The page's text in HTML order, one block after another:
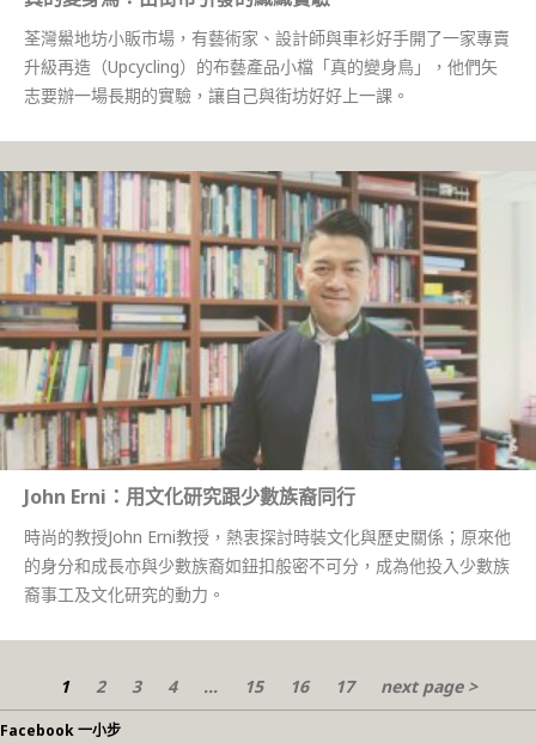
荃灣鱟地坊小販市場，有藝術家、設計師與車衫好手開了一家專賣
升級再造（Upcycling）的布藝產品小檔「真的變身鳥」，他們矢
志要辦一場長期的實驗，讓自己與街坊好好上一課。
John Erni：用文化研究跟少數族裔同行
時尚的教授John Erni教授，熱衷探討時裝文化與歷史關係；原來他
的身分和成長亦與少數族裔如鈕扣般密不可分，成為他投入少數族
裔事工及文化研究的動力。
1 2 3 4 ... 15 16 17 next page >
Facebook 一小步